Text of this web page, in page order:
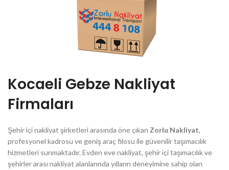
Kocaeli Gebze Nakliyat
Firmaları
Şehir içi nakliyat şirketleri arasında öne çıkan Zorlu Nakliyat,
profesyonel kadrosu ve geniş araç filosu ile güvenilir taşımacılık
hizmetleri sunmaktadır. Evden eve nakliyat, şehir içi taşımacılık ve
şehirler arası nakliyat alanlarında yılların deneyimine sahip olan